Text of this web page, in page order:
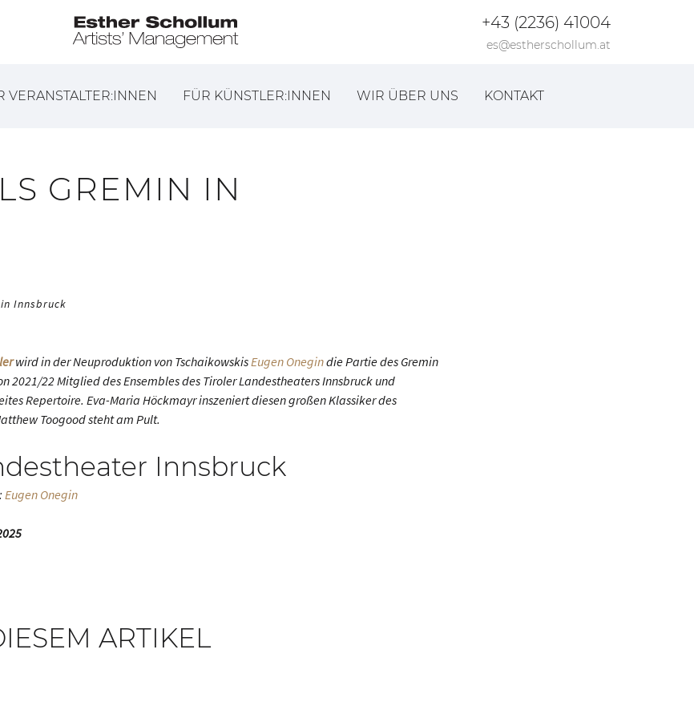
+43 (2236) 41004
es@estherschollum.at
VERANSTALTER:INNEN FÜR KÜNSTLER:INNEN WIR ÜBER UNS KONTAKT
GREMIN IN
Innsbruck
wird in der Neuproduktion von TschaikowskisEugen Onegindie Partie des Gremin
2021/22 Mitglied des Ensembles des Tiroler Landestheaters Innsbruck und
Repertoire. Eva-Maria Höckmayr inszeniert diesen großen Klassiker des
Toogood steht am Pult.
Innsbruck
Eugen Onegin
ARTIKEL